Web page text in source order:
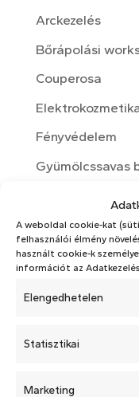
A weboldal cookie-kat
felhasználói élmény
használt cookie-k
információt az
Elengedhetelen
Statisztikai
Marketing
Arckezelés
Bőrápolási
Couperosa
Fényvédelem
Gyümölcssavas
Kozmetikai
Nyári bőrápolás
Téli bőrápolás